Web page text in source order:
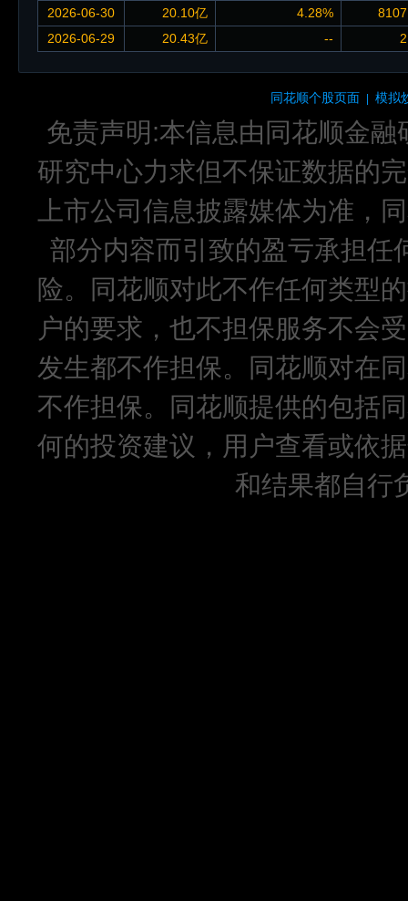
2026-06-30
20.10亿 4.28%
2026-06-29
20.43亿 --
同花顺个股页面 模拟
免责声明:本信息由同花顺金
研究中心力求但不保证数据的
上市公司信息披露媒体为准，
部分内容而引致的盈亏承担任
险。同花顺对此不作任何类型
户的要求，也不担保服务不会
发生都不作担保。同花顺对在
不作担保。同花顺提供的包括
何的投资建议，用户查看或依
和结果都自行